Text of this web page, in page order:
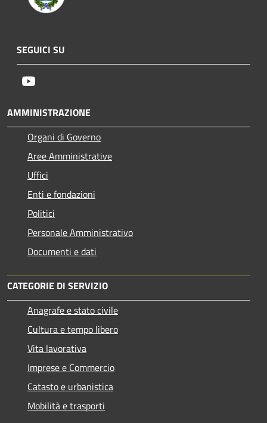
SEGUICI SU
AMMINISTRAZIONE
Organi di Governo
Aree Amministrative
Uffici
Enti e fondazioni
Politici
Personale Amministrativo
Documenti e dati
CATEGORIE DI SERVIZIO
Anagrafe e stato civile
Cultura e tempo libero
Vita lavorativa
Imprese e Commercio
Catasto e urbanistica
Mobilità e trasporti